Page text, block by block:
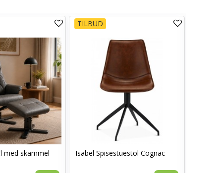
med skammel
TILBUD
Isabel Spisestuestol Cognac